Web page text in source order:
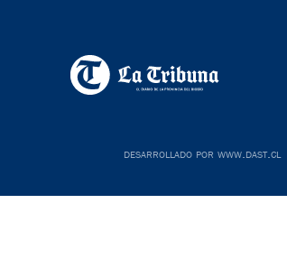
desarrollado por www.dast.cl